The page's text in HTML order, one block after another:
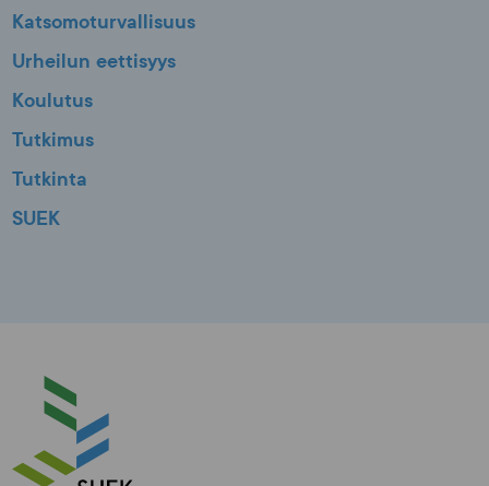
Katsomoturvallisuus
Urheilun eettisyys
Koulutus
Tutkimus
Tutkinta
SUEK